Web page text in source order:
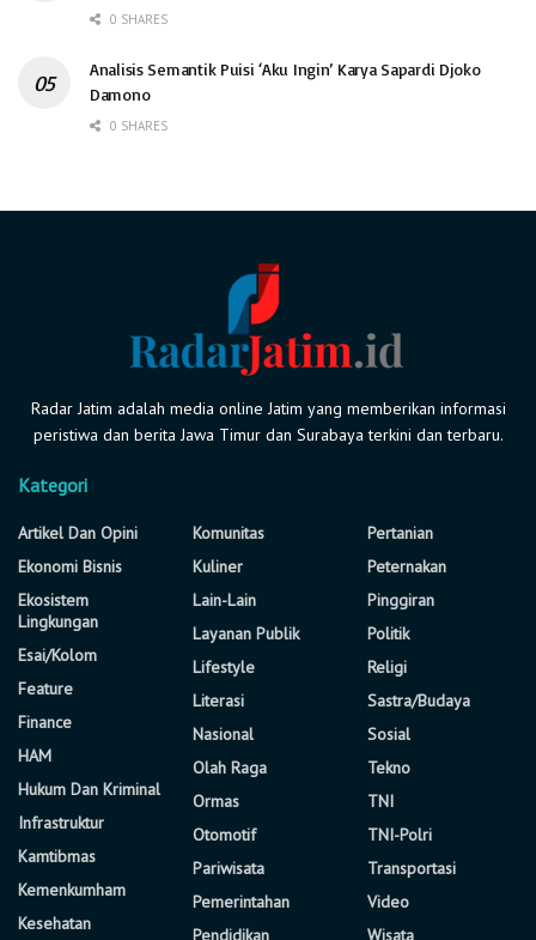
0 SHARES
Analisis Semantik Puisi ‘Aku Ingin’ Karya Sapardi Djoko
Damono
0 SHARES
Radar Jatim adalah media online Jatim yang memberikan informasi
peristiwa dan berita Jawa Timur dan Surabaya terkini dan terbaru.
Kategori
Artikel Dan Opini
Ekonomi Bisnis
Ekosistem
Lingkungan
Esai/Kolom
Feature
Finance
HAM
Hukum Dan Kriminal
Infrastruktur
Kamtibmas
Kemenkumham
Kesehatan
Komunitas
Kuliner
Lain-Lain
Layanan Publik
Lifestyle
Literasi
Nasional
Olah Raga
Ormas
Otomotif
Pariwisata
Pemerintahan
Pendidikan
Pertanian
Peternakan
Pinggiran
Politik
Religi
Sastra/Budaya
Sosial
Tekno
TNI
TNI-Polri
Transportasi
Video
Wisata